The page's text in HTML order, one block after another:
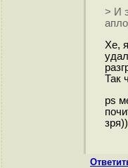
> И
Хе,
Так
ps
зря))